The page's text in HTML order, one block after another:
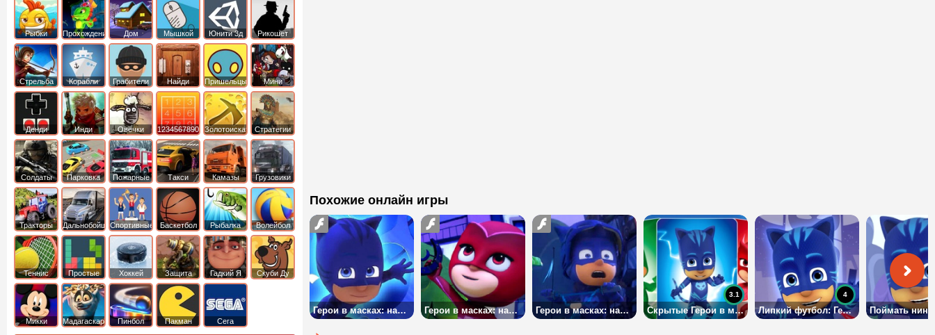
Похожие онлайн игры
Герои в масках: найти объекты 3 Герои в масках: найти объекты 2 Герои в масках: найти объекты Скрытые Герои в масках
3.1
Липкий футбол: Герои в масках
4
Рыбки Прохождение Дом Мышкой Юнити 3д Рикошет
Cтрельба
из лука
Корабли Грабители
Найди
выход
Пришельцы Мини
Денди Инди
Овечки
идут домой
1234567890 ЗолотоискательСтратегии
Солдаты
Парковка
машин
Пожарные
машины
Такси Камазы Грузовики
Тракторы ДальнобойщикиСпортивные Баскетбол Рыбалка Волейбол
Теннис Простые Хоккей
Защита
башни
Гадкий Я Скуби Ду
Микки
Мадагаскар Пинбол Пакман Сега